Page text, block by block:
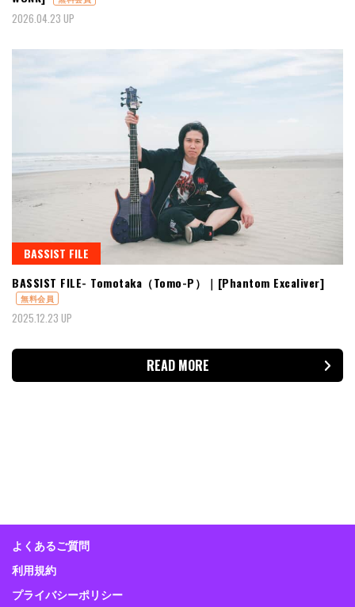
2026.04.23 UP
BASSIST FILE
BASSIST FILE- Tomotaka（Tomo-P）｜[Phantom Excaliver]
無料会員
2025.12.23 UP
READ MORE
よくあるご質問
利用規約
プライバシーポリシー